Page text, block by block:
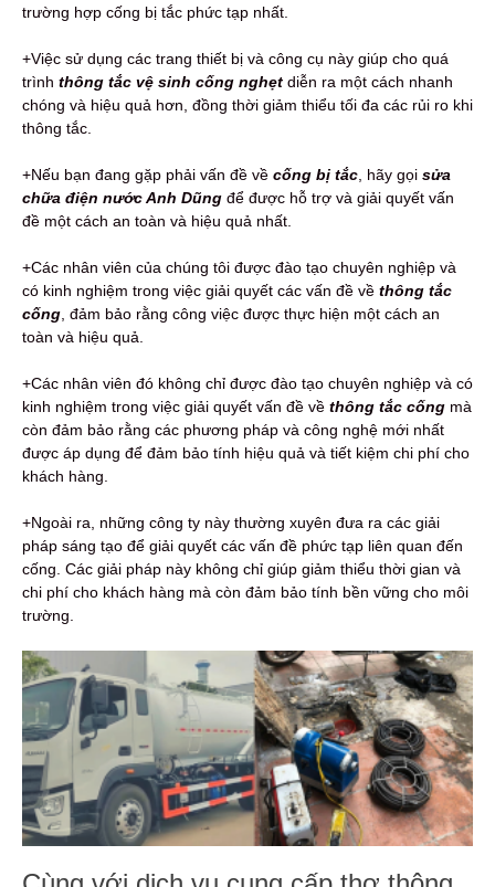
trường hợp cống bị tắc phức tạp nhất.
+Việc sử dụng các trang thiết bị và công cụ này giúp cho quá
trình thông tắc vệ sinh cống nghẹt diễn ra một cách nhanh
chóng và hiệu quả hơn, đồng thời giảm thiểu tối đa các rủi ro khi
thông tắc.
+Nếu bạn đang gặp phải vấn đề về cống bị tắc , hãy gọi sửa
chữa điện nước Anh Dũng để được hỗ trợ và giải quyết vấn
đề một cách an toàn và hiệu quả nhất.
+Các nhân viên của chúng tôi được đào tạo chuyên nghiệp và
có kinh nghiệm trong việc giải quyết các vấn đề về thông tắc
cống , đảm bảo rằng công việc được thực hiện một cách an
toàn và hiệu quả.
+Các nhân viên đó không chỉ được đào tạo chuyên nghiệp và có
kinh nghiệm trong việc giải quyết vấn đề về thông tắc cống mà
còn đảm bảo rằng các phương pháp và công nghệ mới nhất
được áp dụng để đảm bảo tính hiệu quả và tiết kiệm chi phí cho
khách hàng.
+Ngoài ra, những công ty này thường xuyên đưa ra các giải
pháp sáng tạo để giải quyết các vấn đề phức tạp liên quan đến
cống. Các giải pháp này không chỉ giúp giảm thiểu thời gian và
chi phí cho khách hàng mà còn đảm bảo tính bền vững cho môi
trường.